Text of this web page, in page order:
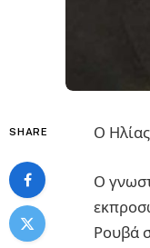
SHARE Ο
Ο
Ρουβά